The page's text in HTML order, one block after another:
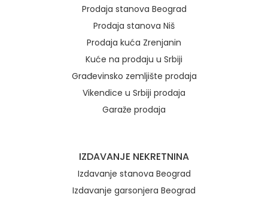
Prodaja stanova Beograd
Prodaja stanova Niš
Prodaja kuća Zrenjanin
Kuće na prodaju u Srbiji
Građevinsko zemljište prodaja
Vikendice u Srbiji prodaja
Garaže prodaja
IZDAVANJE NEKRETNINA
Izdavanje stanova Beograd
Izdavanje garsonjera Beograd